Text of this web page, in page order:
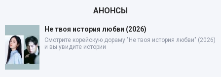
АНОНСЫ
Не твоя история любви (2026)
Смотрите корейскую дораму "Не твоя история любви" (2026)
и вы увидите истории